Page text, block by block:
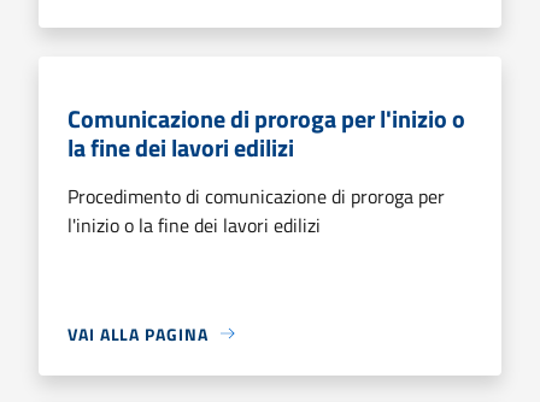
Comunicazione di proroga per l'inizio o
la fine dei lavori edilizi
Procedimento di comunicazione di proroga per
l'inizio o la fine dei lavori edilizi
VAI ALLA PAGINA